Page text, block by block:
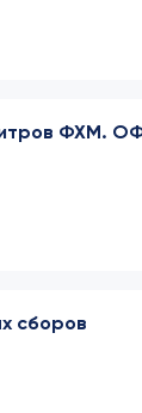
ФХМ.
сборов